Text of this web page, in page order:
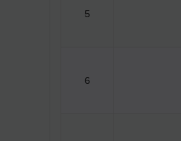
5
6